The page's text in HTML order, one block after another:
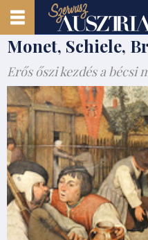
Monet, Schiele,
Erős őszi kezdés a bécsi